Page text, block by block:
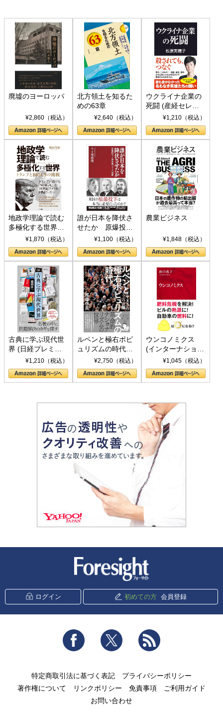
廃墟のヨーロッパ
¥2,860（税込）
北方領土を知るた
めの63章
¥2,640（税込）
ウクライナ企業の
死闘 (産経セレク
ト S 039)¥1,210（税込）
地政学理論で読む
多極化する世界：
トランプとBRICS
の挑戦
¥1,870（税込）
誰が日本を降伏さ
せたか 原爆投
下、ソ連参戦、そ
して聖断 (PHP新
書)
¥1,100（税込）
農業ビジネス
¥1,848（税込）
古典に学ぶ現代世
界 (日経プレミア
シリーズ)¥1,210（税込）
ルペンと極右ポピ
ュリズムの時代：
〈ヤヌス〉の二つ
の顔
¥2,750（税込）
ウンコノミクス
(インターナショナ
ル新書)¥1,045（税込）
ログイン 初めての方 会員登録
Facebook Twitter
特定商取引法に基づく表記
プライバシーポリシー
著作権について
リンクポリシー 免責事項
ご利用ガイド
お問い合わせ